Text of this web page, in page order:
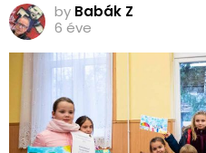
by Babák Z
6 éve